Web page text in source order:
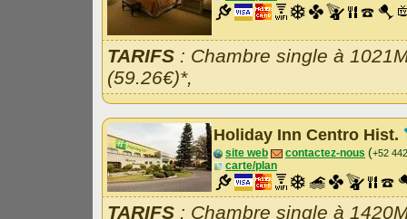
TARIFS : Chambre single à
(59.26€)*,
Holiday Inn Centro Hist.
site web contactez-nous (+52
carte/plan
TARIFS : Chambre single à